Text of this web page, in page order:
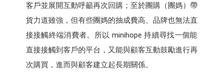
客戶並展開互動呼籲再次回購；至於團購（團媽）帶
貨力道雖強，但有些團媽的抽成費高、品牌也無法直
接接觸終端消費者。所以 minihope 持續尋找一個能
直接接觸到客戶的平台，又能與顧客互動鼓勵進行再
次購買，進而與顧客建立起長期關係。